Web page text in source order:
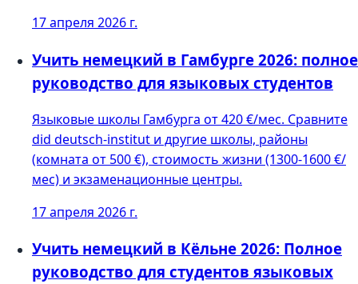
17 апреля 2026 г.
Учить немецкий в Гамбурге 2026: полное
руководство для языковых студентов
Языковые школы Гамбурга от 420 €/мес. Сравните
did deutsch-institut и другие школы, районы
(комната от 500 €), стоимость жизни (1300-1600 €/
мес) и экзаменационные центры.
17 апреля 2026 г.
Учить немецкий в Кёльне 2026: Полное
руководство для студентов языковых